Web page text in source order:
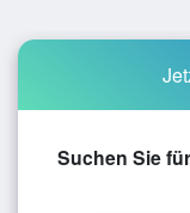
Suchen Sie